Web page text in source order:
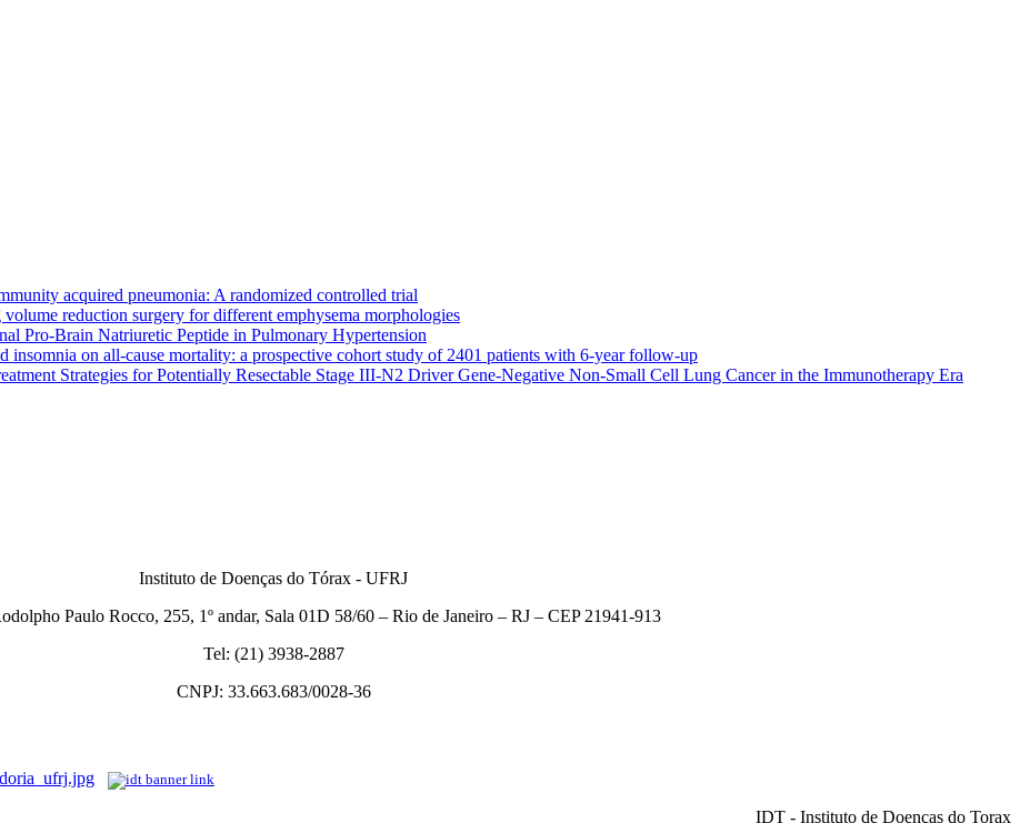
acquired pneumonia: A randomized controlled trial
reduction surgery for different emphysema morphologies
Pro-Brain Natriuretic Peptide in Pulmonary Hypertension
insomnia on all-cause mortality: a prospective cohort study of 2401 patients with 6-year follow-up
Strategies for Potentially Resectable Stage III-N2 Driver Gene-Negative Non-Small Cell Lung Cancer in the Immunotherapy Era
Instituto de Doenças do Tórax - UFRJ
Paulo Rocco, 255, 1º andar, Sala 01D 58/60 – Rio de Janeiro – RJ – CEP 21941-913
Tel: (21) 3938-2887
CNPJ: 33.663.683/0028-36
IDT - Instituto de Doenças do Torax